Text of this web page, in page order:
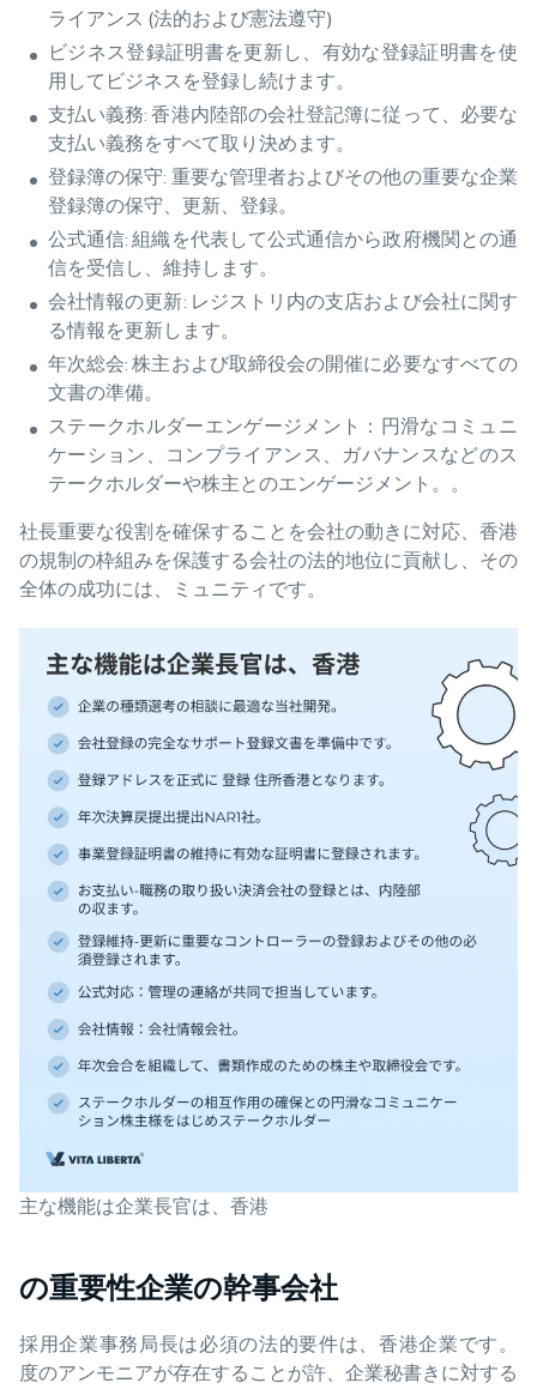
ライアンス (法的および憲法遵守)
ビジネス登録証明書を更新し、有効な登録証明書を使
用してビジネスを登録し続けます。
支払い義務: 香港内陸部の会社登記簿に従って、必要な
支払い義務をすべて取り決めます。
登録簿の保守: 重要な管理者およびその他の重要な企業
登録簿の保守、更新、登録。
公式通信: 組織を代表して公式通信から政府機関との通
信を受信し、維持します。
会社情報の更新: レジストリ内の支店および会社に関す
る情報を更新します。
年次総会: 株主および取締役会の開催に必要なすべての
文書の準備。
ステークホルダーエンゲージメント：円滑なコミュニ
ケーション、コンプライアンス、ガバナンスなどのス
テークホルダーや株主とのエンゲージメント。。
社長重要な役割を確保することを会社の動きに対応、香港
の規制の枠組みを保護する会社の法的地位に貢献し、その
全体の成功には、ミュニティです。
主な機能は企業長官は、香港
の重要性企業の幹事会社
採用企業事務局長は必須の法的要件は、香港企業です。
度のアンモニアが存在することが許、企業秘書きに対する